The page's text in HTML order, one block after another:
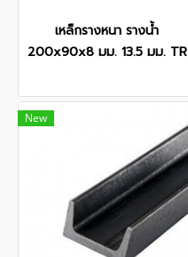
เหล็กรางหนา รางน้ำ
200x90x8 มม. 13.5 มม. TR
New